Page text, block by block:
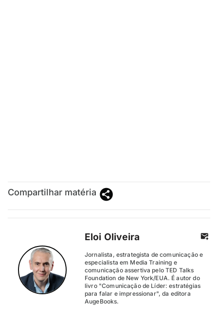
Compartilhar matéria
Eloi Oliveira
Jornalista, estrategista de comunicação e
especialista em Media Training e
comunicação assertiva pelo TED Talks
Foundation de New York/EUA. É autor do
livro "Comunicação de Líder: estratégias
para falar e impressionar", da editora
AugeBooks.